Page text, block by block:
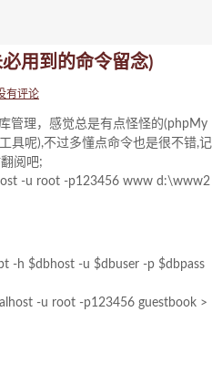
用到的命令留念)
有评论
管理，感觉总是有点怪怪的(phpMy
具呢),不过多懂点命令也是很不错,记
阅吧;
-u root -p123456 www d:\www2
-h $dbhost -u $dbuser -p $dbpass
-u root -p123456 guestbook >